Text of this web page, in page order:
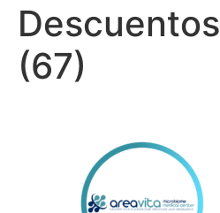
(67)